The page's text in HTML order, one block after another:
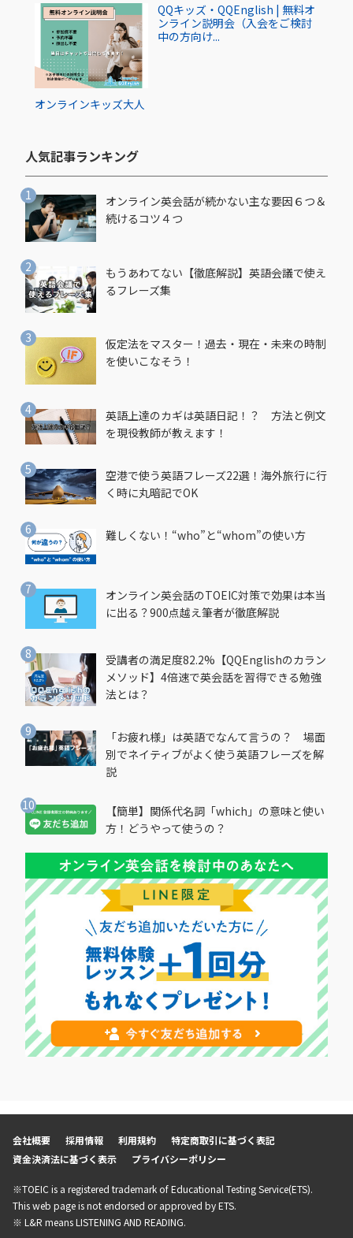
オンラインキッズ大人
QQキッズ・QQEnglish | 無料オ
ンライン説明会（入会をご検討
中の方向け...
人気記事ランキング​
オンライン英会話が続かない主な要因６つ＆
続けるコツ４つ
もうあわてない【徹底解説】英語会議で使え
るフレーズ集
仮定法をマスター！過去・現在・未来の時制
を使いこなそう！
英語上達のカギは英語日記！？ 方法と例文
を現役教師が教えます！
空港で使う英語フレーズ22選！海外旅行に行
く時に丸暗記でOK
難しくない！“who”と“whom”の使い方
オンライン英会話のTOEIC対策で効果は本当
に出る？900点越え筆者が徹底解説
受講者の満足度82.2%【QQEnglishのカラン
メソッド】4倍速で英会話を習得できる勉強
法とは？
「お疲れ様」は英語でなんて言うの？ 場面
別でネイティブがよく使う英語フレーズを解
説
【簡単】関係代名詞「which」の意味と使い
方！どうやって使うの？
会社概要 採用情報 利用規約
特定商取引に基づく表記
資金決済法に基づく表示
プライバシーポリシー
※TOEIC is a registered trademark of Educational Testing Service(ETS).
This web page is not endorsed or approved by ETS.
※ L&R means LISTENING AND READING.